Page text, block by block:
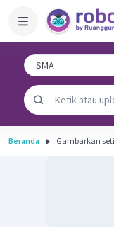
Beranda Gambarkan